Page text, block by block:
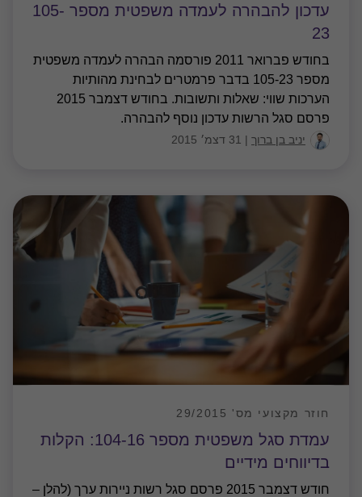
עדכון להבהרה לעמדה משפטית מספר 105-
23
בחודש פברואר 2011 פורסמה הבהרה לעמדה משפטית
מספר 105-23 בדבר פרמטרים לבחינת מהותיות
הערכות שווי: שאלות ותשובות. בחודש דצמבר 2015
פרסם סגל הרשות עדכון נוסף להבהרה.
יניב בן ברוך | 31 דצמ׳ 2015
עמדת סגל משפטית מספר 104-16: הקלות
בדיווחים מידיים
חוזר מקצועי מס' 29/2015
חודש דצמבר 2015 פרסם סגל רשות ניירות ערך (להלן –